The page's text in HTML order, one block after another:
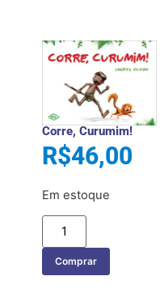
Corre, Curumim!
R$46,00
Em estoque
Comprar